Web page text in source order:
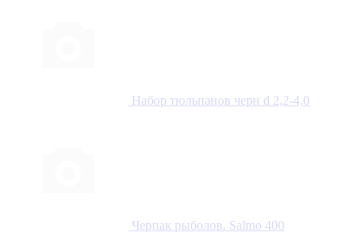
Набор тюльпанов черн d 2,2-4,0
Черпак рыболов. Salmo 400